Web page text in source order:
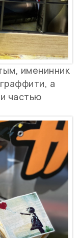
именинник
а
частью